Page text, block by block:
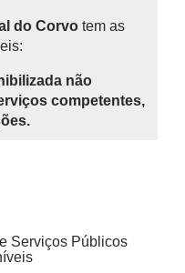
do Corvo tem as
não
competentes,
Serviços Públicos